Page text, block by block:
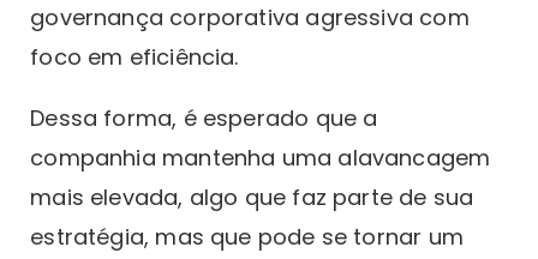
governança corporativa agressiva com
foco em eficiência.
Dessa forma, é esperado que a
companhia mantenha uma alavancagem
mais elevada, algo que faz parte de sua
estratégia, mas que pode se tornar um